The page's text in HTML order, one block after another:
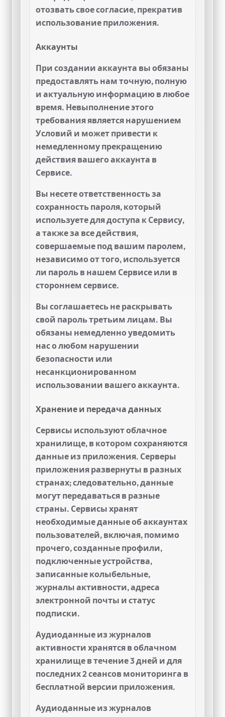
отозвать свое согласие, прекратив
использование приложения.
Аккаунты
При создании аккаунта вы обязаны
предоставлять нам точную, полную
и актуальную информацию в любое
время. Невыполнение этого
требования является нарушением
Условий и может привести к
немедленному прекращению
действия вашего аккаунта в
Сервисе.
Вы несете ответственность за
сохранность пароля, который
используете для доступа к Сервису,
а также за все действия,
совершаемые под вашим паролем,
независимо от того, используется
ли пароль в нашем Сервисе или в
стороннем сервисе.
Вы соглашаетесь не раскрывать
свой пароль третьим лицам. Вы
обязаны немедленно уведомить
нас о любом нарушении
безопасности или
несанкционированном
использовании вашего аккаунта.
Хранение и передача данных
Сервисы используют облачное
хранилище, в котором сохраняются
данные из приложения. Серверы
приложения развернуты в разных
странах; следовательно, данные
могут передаваться в разные
страны. Сервисы хранят
необходимые данные об аккаунтах
пользователей, включая, помимо
прочего, созданные профили,
подключенные устройства,
записанные колыбельные,
журналы активности, адреса
электронной почты и статус
подписки.
Аудиоданные из журналов
активности хранятся в облачном
хранилище в течение 3 дней и для
последних 2 сеансов мониторинга в
бесплатной версии приложения.
Аудиоданные из журналов